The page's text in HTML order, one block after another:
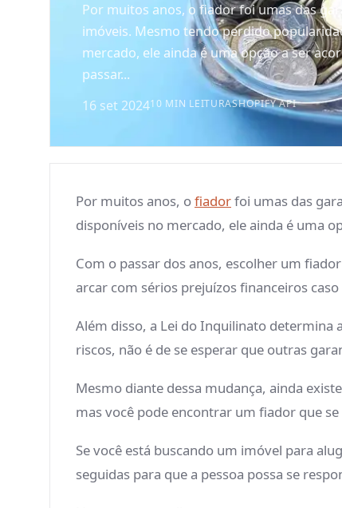
Por muitos anos, o fiador foi umas das
imóveis. Mesmo tendo perdido
mercado, ele ainda é uma opção a ser
passar...
16 set 202410 MIN LEITURASHOPIFY API
Por muitos anos, ofiadorfoi umas das
disponíveis no mercado, ele ainda é uma
Com o passar dos anos, escolher um
arcar com sérios prejuízos financeiros
Além disso, a Lei do Inquilinato determina
riscos, não é de se esperar que outras
Mesmo diante dessa mudança, ainda
mas você pode encontrar um fiador que
Se você está buscando um imóvel para
seguidas para que a pessoa possa se